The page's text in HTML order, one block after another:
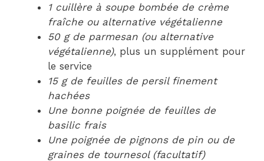
1 cuillère à soupe bombée de crème
fraîche ou alternative végétalienne
50 g de parmesan (ou alternative
végétalienne), plus un supplément pour
le service
15 g de feuilles de persil finement
hachées
Une bonne poignée de feuilles de
basilic frais
Une poignée de pignons de pin ou de
graines de tournesol (facultatif)